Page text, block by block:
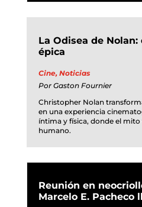
La Odisea de
épica
Cine, Noticias
Por Gaston Fournier
Christopher Nolan
en una experiencia
íntima y física, donde el mito
humano.
Reunión en
Marcelo E. Pacheco